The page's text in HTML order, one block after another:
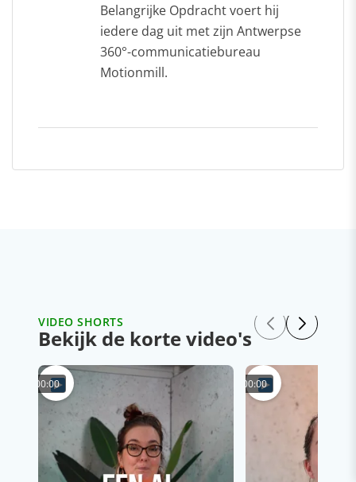
Belangrijke Opdracht voert hij
iedere dag uit met zijn Antwerpse
360°-communicatiebureau
Motionmill.
VIDEO SHORTS
Bekijk de korte video's
00:00 00:00